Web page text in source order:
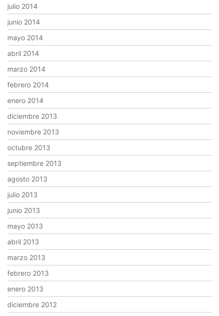
julio 2014
junio 2014
mayo 2014
abril 2014
marzo 2014
febrero 2014
enero 2014
diciembre 2013
noviembre 2013
octubre 2013
septiembre 2013
agosto 2013
julio 2013
junio 2013
mayo 2013
abril 2013
marzo 2013
febrero 2013
enero 2013
diciembre 2012